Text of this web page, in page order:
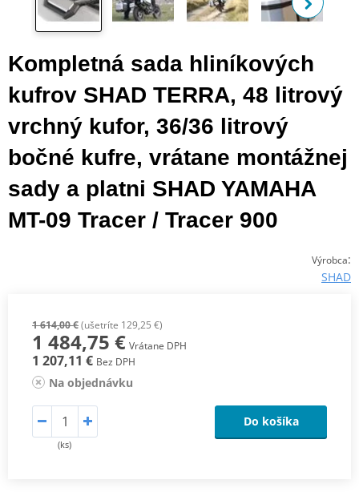
Kompletná sada hliníkových
kufrov SHAD TERRA, 48 litrový
vrchný kufor, 36/36 litrový
bočné kufre, vrátane montážnej
sady a platni SHAD YAMAHA
MT-09 Tracer / Tracer 900
Výrobca:
SHAD
1 614,00 €(ušetríte 129,25 €)
1 484,75 € Vrátane DPH
1 207,11 € Bez DPH
Na objednávku
(ks)
Do košíka